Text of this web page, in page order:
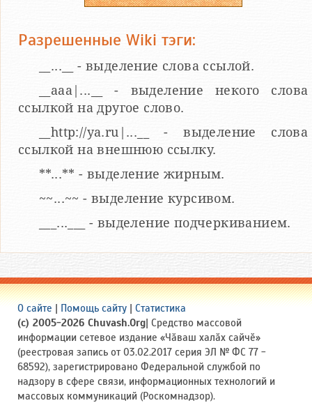
Разрешенные Wiki тэги:
__...__ - выделение слова ссылой.
__aaa|...__ - выделение некого слова
ссылкой на другое слово.
__http://ya.ru|...__ - выделение слова
ссылкой на внешнюю ссылку.
**...** - выделение жирным.
~~...~~ - выделение курсивом.
___...___ - выделение подчеркиванием.
О сайте | Помощь сайту | Статистика
(c) 2005-2026 Chuvash.Org| Средство массовой
информации сетевое издание «Чӑваш халӑх сайчӗ»
(реестровая запись от 03.02.2017 серия ЭЛ № ФС 77 -
68592), зарегистрировано Федеральной службой по
надзору в сфере связи, информационных технологий и
массовых коммуникаций (Роскомнадзор).